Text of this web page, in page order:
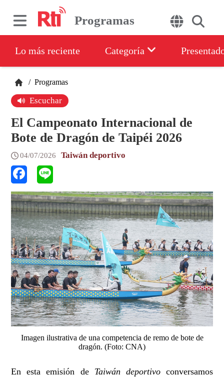
Programas
Lo más reciente Categoría
/ Programas
Escuchar
El Campeonato Internacional de
Bote de Dragón de Taipéi 2026
04/07/2026 Taiwán deportivo
Imagen ilustrativa de una competencia de remo de bote de
dragón. (Foto: CNA)
En esta emisión de Taiwán deportivoconversamos